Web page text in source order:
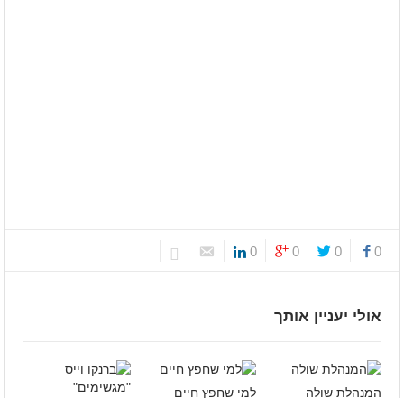
0
0
0
0
אולי יעניין אותך
המנהלת שולה למי שחפץ חיים